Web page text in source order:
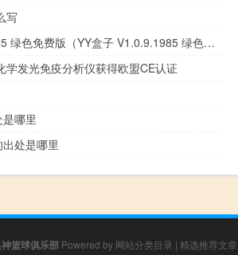
写
YY盒子 V1.0.9.1985 绿色免费版（YY盒子 V1.0.9.1985 绿色免费版功能简介）
学发光免疫分析仪获得欧盟CE认证
哪里
出处是哪里
篮球俱乐部Powered by 网站分类目录 | 精选推荐文章